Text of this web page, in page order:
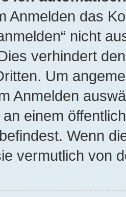
Anmelden das
nicht
verhindert
Um
Anmelden
einem
Wenn
vermutlich von